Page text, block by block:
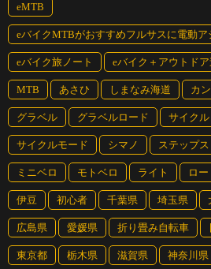
eMTB
eバイクMTBがおすすめフルサスに電動
eバイク旅ノート eバイク＋アウトド
MTB あさひ しまなみ海道 カ
グラベル グラベルロード サイク
サイクルモード シマノ ステップス
ミニベロ モトベロ ライト ロ
伊豆 初心者 千葉県 埼玉県
広島県 愛媛県 折り畳み自転車
東京都 栃木県 滋賀県 神奈川県